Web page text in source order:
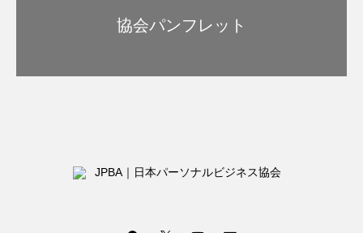
協会パンフレット